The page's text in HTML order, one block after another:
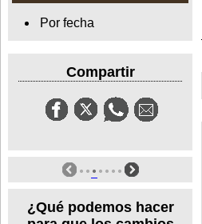
Por fecha
Compartir
¿Qué podemos hacer